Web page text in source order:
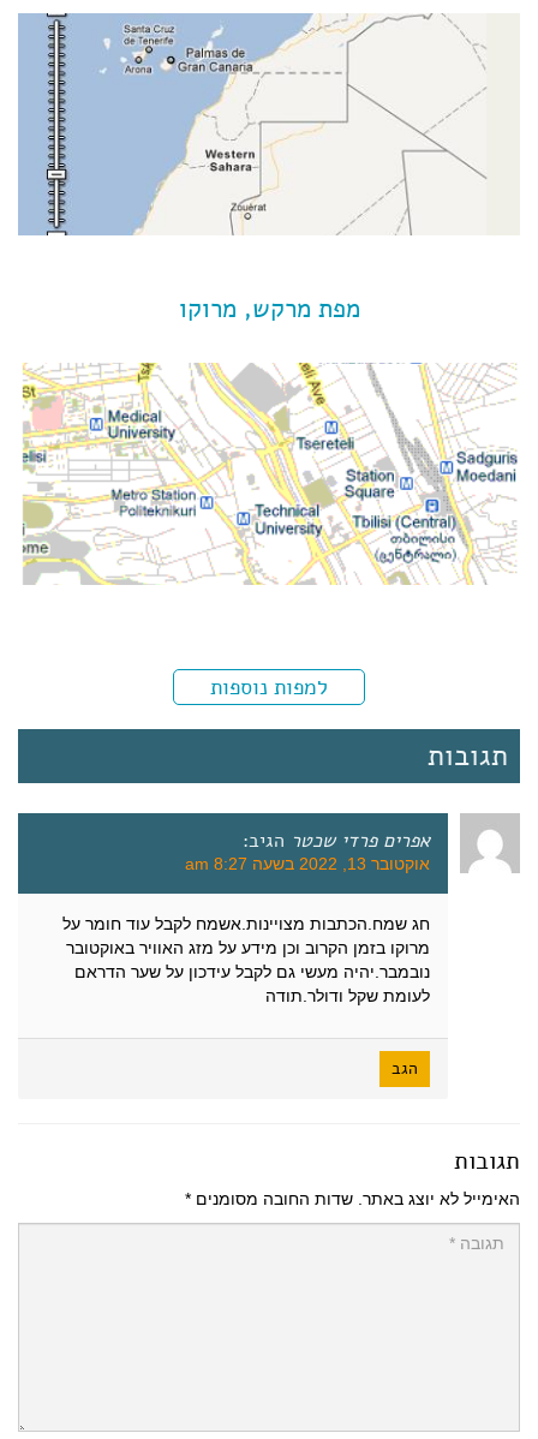
מפת מרקש, מרוקו
למפות נוספות
תגובות
אפרים פרדי שכטר הגיב:
אוקטובר 13, 2022 בשעה 8:27 am
חג שמח.הכתבות מצויינות.אשמח לקבל עוד חומר על
מרוקו בזמן הקרוב וכן מידע על מזג האוויר באוקטובר
נובמבר.יהיה מעשי גם לקבל עידכון על שער הדראם
לעומת שקל ודולר.תודה
הגב
תגובות
האימייל לא יוצג באתר. שדות החובה מסומנים *